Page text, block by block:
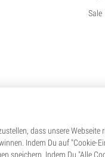
Sale
dass unsere
Indem Du auf "Cookie-
speichern. Indem Du "Alle